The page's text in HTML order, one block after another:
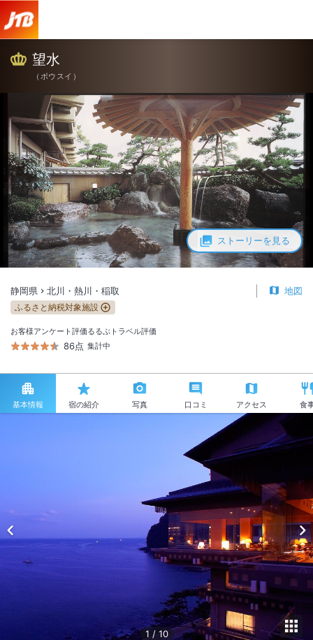
ストーリーを見る
望水
（ ボウスイ ）
静岡県 北川・熱川・稲取 地図
ふるさと納税対象施設
お客様アンケート評価
86点
るるぶトラベル評価
集計中
基本情報 宿の紹介 写真 口コミ アクセス 食
1 /10